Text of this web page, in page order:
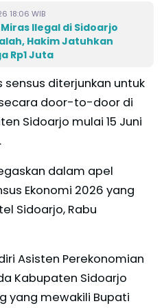
18:06 WIB
Ilegal di Sidoarjo
Hakim Jatuhkan
Rp1 Juta
sensus diterjunkan untuk
door-to-door di
Sidoarjo mulai 15 Juni
dalam apel
Ekonomi 2026 yang
Sidoarjo, Rabu
Asisten Perekonomian
Kabupaten Sidoarjo
yang mewakili Bupati